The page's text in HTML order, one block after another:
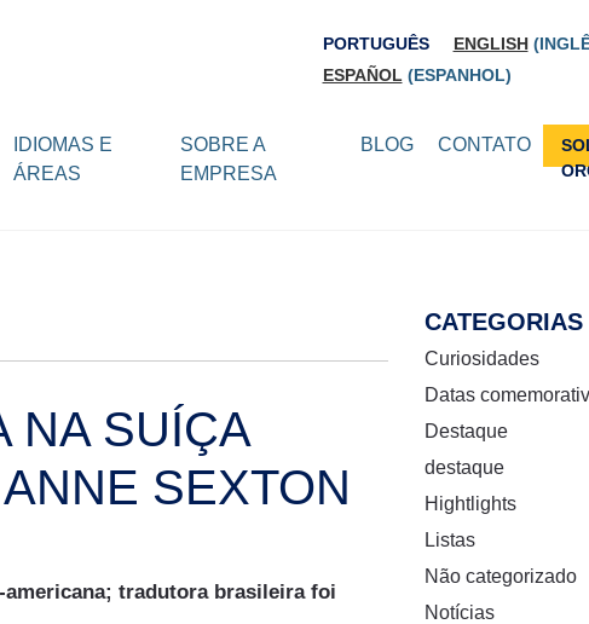
PORTUGUÊS ENGLISH(
ESPAÑOL(ESPANHOL)
IDIOMAS E
ÁREAS
SOBRE A
EMPRESA
BLOG CONTATO
NA SUÍÇA
SEXTON
tradutora brasileira foi
CATEGORIAS
Curiosidades
Datas
Destaque
destaque
Hightlights
Listas
Não categorizado
Notícias